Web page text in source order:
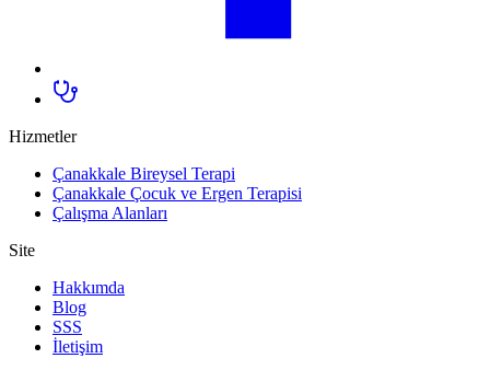
Hizmetler
Çanakkale Bireysel Terapi
Çanakkale Çocuk ve Ergen Terapisi
Çalışma Alanları
Site
Hakkımda
Blog
SSS
İletişim